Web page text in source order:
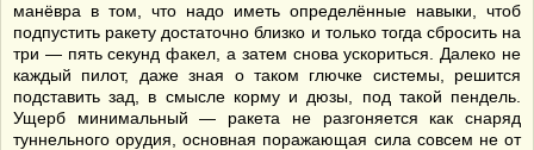
манёвра в том, что надо иметь определённые навыки, чтоб
подпустить ракету достаточно близко и только тогда сбросить на
три — пять секунд факел, а затем снова ускориться. Далеко не
каждый пилот, даже зная о таком глючке системы, решится
подставить зад, в смысле корму и дюзы, под такой пендель.
Ущерб минимальный — ракета не разгоняется как снаряд
туннельного орудия, основная поражающая сила совсем не от